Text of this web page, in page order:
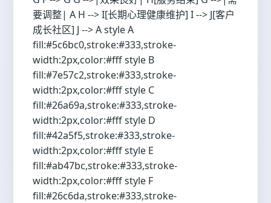
要调整| A H --> I[长期心理健康维护] I --> J[客户
成长社区] J --> A style A
fill:#5c6bc0,stroke:#333,stroke-
width:2px,color:#fff style B
fill:#7e57c2,stroke:#333,stroke-
width:2px,color:#fff style C
fill:#26a69a,stroke:#333,stroke-
width:2px,color:#fff style D
fill:#42a5f5,stroke:#333,stroke-
width:2px,color:#fff style E
fill:#ab47bc,stroke:#333,stroke-
width:2px,color:#fff style F
fill:#26c6da,stroke:#333,stroke-